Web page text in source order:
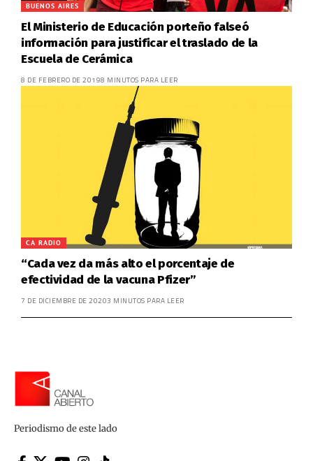
BUENOS AIRES
El Ministerio de Educación porteño falseó
información para justificar el traslado de la
Escuela de Cerámica
8 DE FEBRERO DE 20198 MINUTOS PARA LEER
CA RADIO
“Cada vez da más alto el porcentaje de
efectividad de la vacuna Pfizer”
7 DE DICIEMBRE DE 20203 MINUTOS PARA LEER
Periodismo de este lado